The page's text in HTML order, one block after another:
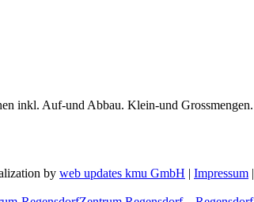
inkl. Auf-und Abbau. Klein-und Grossmengen.
by web updates kmu GmbH | Impressum |